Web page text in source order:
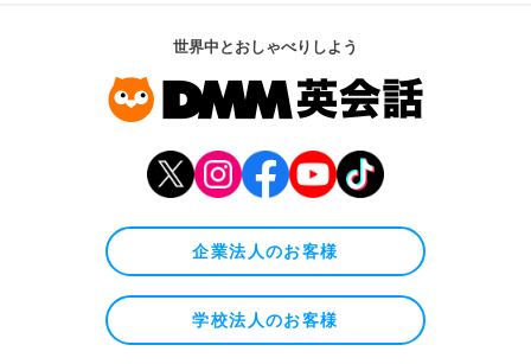
世界中とおしゃべりしよう
企業法人のお客様
学校法人のお客様